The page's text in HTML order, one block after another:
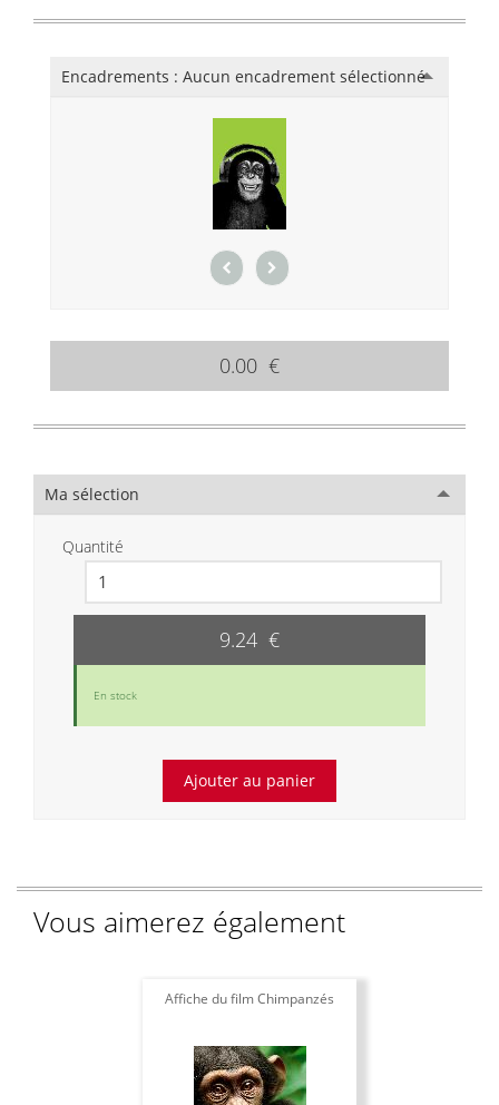
Encadrements : Aucun encadrement sélectionné
0.00 €
Ma sélection
Quantité
9.24 €
En stock
Vous aimerez également
Affiche du film Chimpanzés